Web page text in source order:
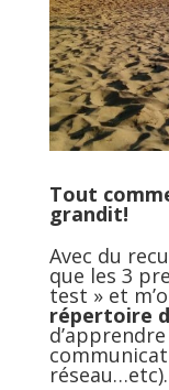
Tout
grandit!
Avec du
que les 3
test » et
répertoire
réseau…etc).